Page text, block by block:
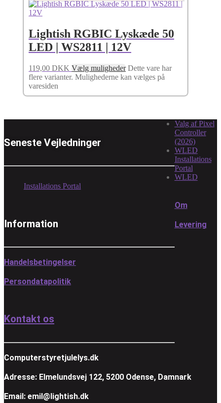
Lightish RGBIC Lyskæde 50
LED | WS2811 | 12V
119,00 DKK Vælg muligheder Dette vare har
flere varianter. Mulighederne kan vælges på
varesiden
Seneste Vejledninger
Valg af Pixel
Controller
(2026)
WLED
Installations
Portal
WLED
Installations Portal
Information
Om
Levering
Handelsbetingelser
Persondatapolitik
Kontakt os
Computerstyretjulelys.dk
Adresse: Elmelundsvej 122, 5200 Odense, Damnark
Email: emil@lightish.dk